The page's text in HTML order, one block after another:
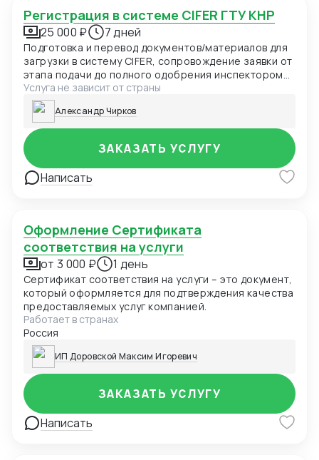
Регистрация в системе CIFER ГТУ КНР
25 000 ₽ 7 дней
Подготовка и перевод документов/материалов для
загрузки в систему CIFER, сопровождение заявки от
этапа подачи до полного одобрения инспектором
ГТУ КНР.
Услуга не зависит от страны
Александр Чирков
Написать
ЗАКАЗАТЬ УСЛУГУ
Оформление Сертификата
соответствия на услуги
от 3 000 ₽ 1 день
Сертификат соответствия на услуги – это документ,
который оформляется для подтверждения качества
предоставляемых услуг компанией.
Работает в странах
Россия
ИП Доровской Максим Игоревич
Написать
ЗАКАЗАТЬ УСЛУГУ